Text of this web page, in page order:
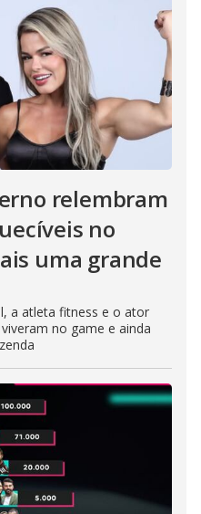
relembram
no
uma grande
a atleta fitness e o ator
no game e ainda